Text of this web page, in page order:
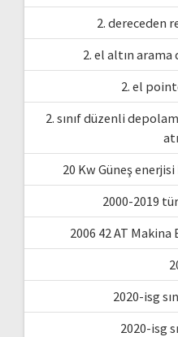
2. dereceden
2. el altın
2. el
2. sınıf düzenli
20 Kw Güneş
2000-2019
2006 42 AT
2020-isg
2020-isg